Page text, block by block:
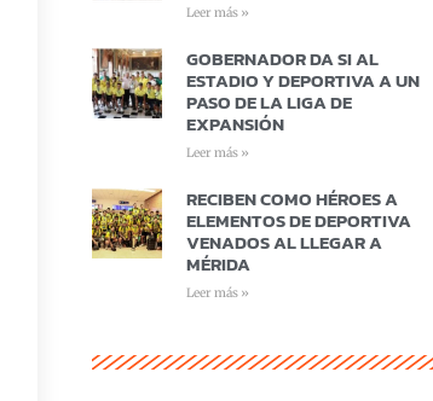
Leer más »
GOBERNADOR DA SI AL
ESTADIO Y DEPORTIVA A UN
PASO DE LA LIGA DE
EXPANSIÓN
Leer más »
RECIBEN COMO HÉROES A
ELEMENTOS DE DEPORTIVA
VENADOS AL LLEGAR A
MÉRIDA
Leer más »